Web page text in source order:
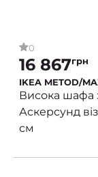
0
16 867грн
IKEA METOD/
Висока шафа
Аскерсунд
см